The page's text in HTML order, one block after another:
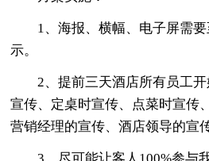
1、海报、横幅、电子屏需
示。
2、提前三天酒店所有员工
宣传、定桌时宣传、点菜时宣传
营销经理的宣传、酒店领导的宣
3、尽可能让客人100%参与